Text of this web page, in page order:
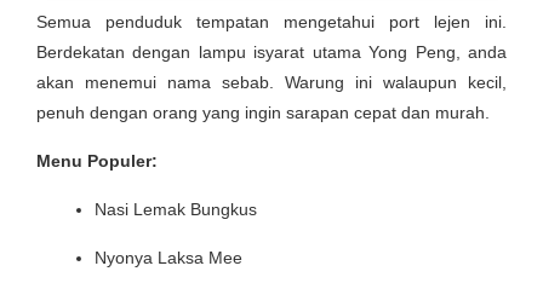
Semua penduduk tempatan mengetahui port lejen ini.
Berdekatan dengan lampu isyarat utama Yong Peng, anda
akan menemui nama sebab. Warung ini walaupun kecil,
penuh dengan orang yang ingin sarapan cepat dan murah.
Menu Populer:
Nasi Lemak Bungkus
Nyonya Laksa Mee